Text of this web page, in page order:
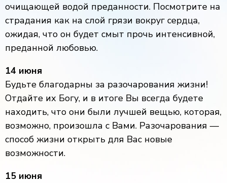
очищающей водой преданности. Посмотрите на
страдания как на слой грязи вокруг сердца,
ожидая, что он будет смыт прочь интенсивной,
преданной любовью.
14 июня
Будьте благодарны за разочарования жизни!
Отдайте их Богу, и в итоге Вы всегда будете
находить, что они были лучшей вещью, которая,
возможно, произошла с Вами. Разочарования —
способ жизни открыть для Вас новые
возможности.
15 июня